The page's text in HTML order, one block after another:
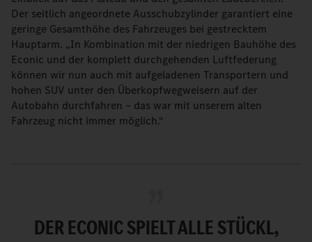
Der seitlich angeordnete Ausschubzylinder garantiert eine
geringe Gesamthöhe des Fahrzeuges bei gestrecktem
Hauptarm. „In Kombination mit der niedrigen Bauhöhe des
Econic und der komplett durchgehenden Luftfederung
können wir nun auch mit aufgeladenen Transportern und
hohen SUV unter den Überkopfwegweisern auf der
Autobahn durchfahren – das war mit unserem alten
Fahrzeug nicht immer möglich.“
DER ECONIC SPIELT ALLE STÜCKL,